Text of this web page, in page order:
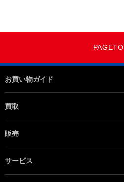
お買い物ガイド
買取
販売
サービス